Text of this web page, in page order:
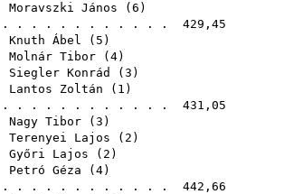
Moravszki János ( 6 )
. . . . . . . . . . . . 429,45
Knuth Ábel ( 5 )
Molnár Tibor ( 4)
Siegler Konrád
( 3 )
Lantos Zoltán ( 1 )
. . . . . . . . . . . . 431,05
Nagy Tibor ( 3 )
Terenyei Lajos ( 2 )
Győri Lajos ( 2 )
Petró Géza ( 4)
. . . . . . . . . . . . 442,66